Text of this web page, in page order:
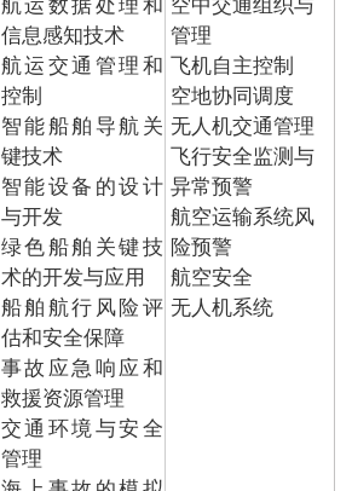
信息感知技术
航运交通管理和
控制
智能船舶导航关
键技术
智能设备的设计
与开发
绿色船舶关键技
术的开发与应用
船舶航行风险评
估和安全保障
事故应急响应和
救援资源管理
交通环境与安全
管理
管理
飞机自主控制
空地协同调度
无人机交通管理
飞行安全监测与
异常预警
航空运输系统风
险预警
航空安全
无人机系统